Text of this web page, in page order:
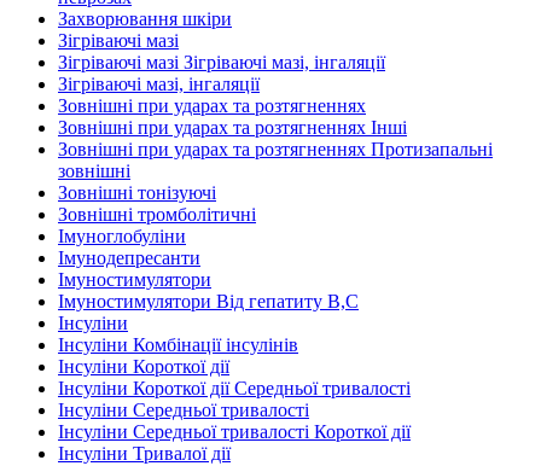
Захворювання шкіри
Зігріваючі мазі
Зігріваючі мазі Зігріваючі мазі, інгаляції
Зігріваючі мазі, інгаляції
Зовнішні при ударах та розтягненнях
Зовнішні при ударах та розтягненнях Інші
Зовнішні при ударах та розтягненнях Протизапальні
зовнішні
Зовнішні тонізуючі
Зовнішні тромболітичні
Імуноглобуліни
Імунодепресанти
Імуностимулятори
Імуностимулятори Від гепатиту В,С
Інсуліни
Інсуліни Комбінації інсулінів
Інсуліни Короткої дії
Інсуліни Короткої дії Середньої тривалості
Інсуліни Середньої тривалості
Інсуліни Середньої тривалості Короткої дії
Інсуліни Тривалої дії